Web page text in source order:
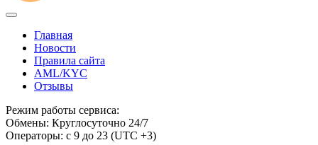
Главная
Новости
Правила сайта
AML/KYC
Отзывы
Режим работы сервиса:
Обмены: Круглосуточно 24/7
Операторы: с 9 до 23 (UTC +3)